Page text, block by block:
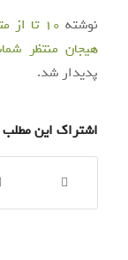
نوشته
10 تا
هیجان منتظر
پدیدار شد.
اشتراک این مطلب